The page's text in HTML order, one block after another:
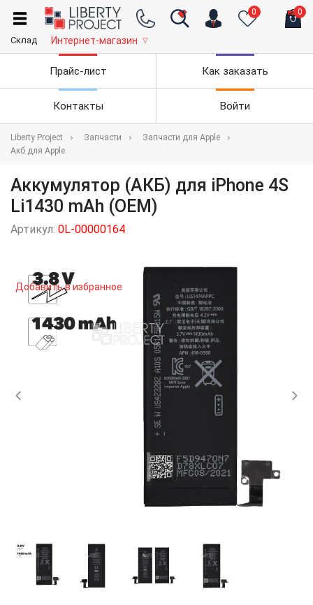
0 0
Склад Интернет-магазин ▽
Прайс-лист Как заказать
Контакты Войти
Liberty Project Запчасти
Запчасти для Apple
Акб для Apple
Аккумулятор (АКБ) для iPhone 4S
Li1430 mAh (OEM)
Артикул: 0L-00000164
Добавить в избранное